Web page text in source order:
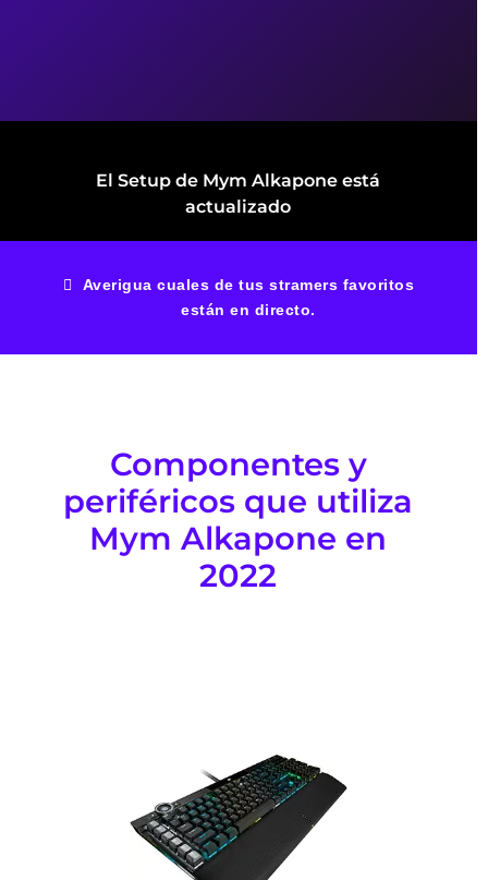
El Setup de Mym Alkapone está
actualizado
Averigua cuales de tus stramers favoritos
están en directo.
Componentes y
periféricos que utiliza
Mym Alkapone en
2022